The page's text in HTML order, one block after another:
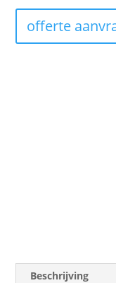
offerte
Beschrijving